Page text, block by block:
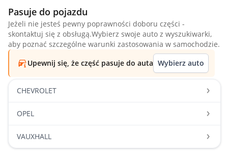
Pasuje do pojazdu
Jeżeli nie jesteś pewny poprawności doboru części -
skontaktuj się z obsługą.Wybierz swoje auto z wyszukiwarki,
aby poznać szczególne warunki zastosowania w samochodzie.
Upewnij się, że część pasuje do auta Wybierz auto
CHEVROLET
OPEL
VAUXHALL